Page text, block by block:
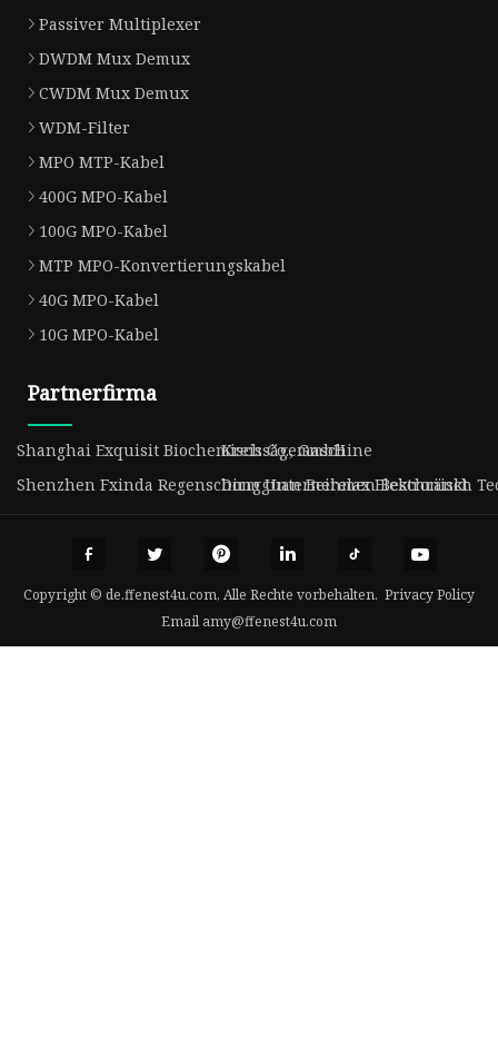
Passiver Multiplexer
DWDM Mux Demux
CWDM Mux Demux
WDM-Filter
MPO MTP-Kabel
400G MPO-Kabel
100G MPO-Kabel
MTP MPO-Konvertierungskabel
40G MPO-Kabel
10G MPO-Kabel
Partnerfirma
Shanghai Exquisit Biochemisch Co., GmbH
Kreissägemaschine
Shenzhen Fxinda Regenschirm Unternehmen Beschränkt
Dongguan Beirelax Elektronisch
Copyright © de.ffenest4u.com, Alle Rechte vorbehalten. Privacy Policy
Email amy@ffenest4u.com